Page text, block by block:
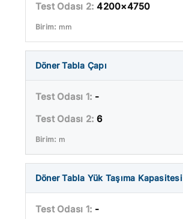
4200×4750
mm
Döner Tabla Çapı
-
6
m
Döner Tabla Yük Taşıma Kapasitesi
-